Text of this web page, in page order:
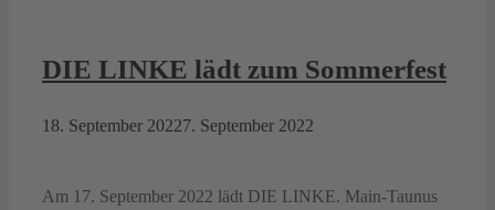
DIE LINKE lädt zum Sommerfest
18. September 20227. September 2022
Am 17. September 2022 lädt DIE LINKE. Main-Taunus